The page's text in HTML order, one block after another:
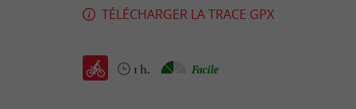
TÉLÉCHARGER LA TRACE GPX
1 h. Facile